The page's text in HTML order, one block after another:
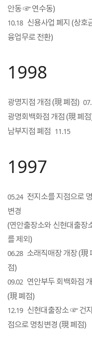
안동 ☞ 연수동)
10.18 신용사업 폐지 (상호
융업무로 전환)
1998
광명지점 개점 (現 폐점)
광명회백화점 개점 (現 폐
남부지점 폐점 11.15
1997
05.24 전지소를 지점으로
변경
(연안출장소와 신현대출장
를 제외)
06.28 소래직매장 개장 (現
점)
09.02 연안부두 회백화점
(現 폐점)
12.19 신현대출장소 ☞ 건
점으로 명칭변경 (現 폐점)